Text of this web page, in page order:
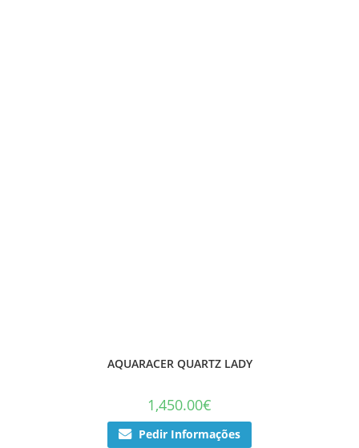
AQUARACER QUARTZ LADY
1,450.00€
Pedir Informações